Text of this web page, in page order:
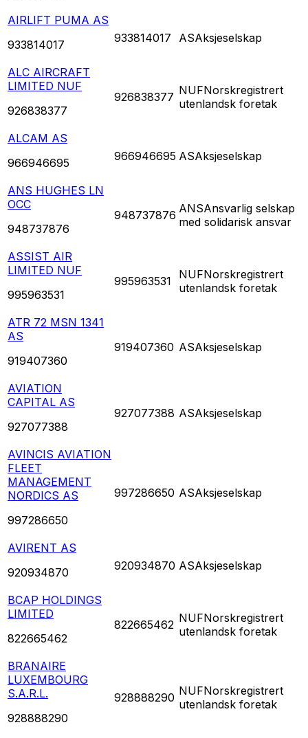
AIRLIFT PUMA AS
933814017
933814017 ASAksjeselskap
ALC AIRCRAFT
LIMITED NUF
926838377
926838377 NUFNorskregistrert
utenlandsk foretak
ALCAM AS
966946695
966946695 ASAksjeselskap
ANS HUGHES LN
OCC
948737876
948737876 ANSAnsvarlig selskap
med solidarisk ansvar
ASSIST AIR
LIMITED NUF
995963531
995963531 NUFNorskregistrert
utenlandsk foretak
ATR 72 MSN 1341
AS
919407360
919407360 ASAksjeselskap
AVIATION
CAPITAL AS
927077388
927077388 ASAksjeselskap
AVINCIS AVIATION
FLEET
MANAGEMENT
NORDICS AS
997286650
997286650 ASAksjeselskap
AVIRENT AS
920934870
920934870 ASAksjeselskap
BCAP HOLDINGS
LIMITED
822665462
822665462 NUFNorskregistrert
utenlandsk foretak
BRANAIRE
LUXEMBOURG
S.A.R.L.
928888290
928888290 NUFNorskregistrert
utenlandsk foretak